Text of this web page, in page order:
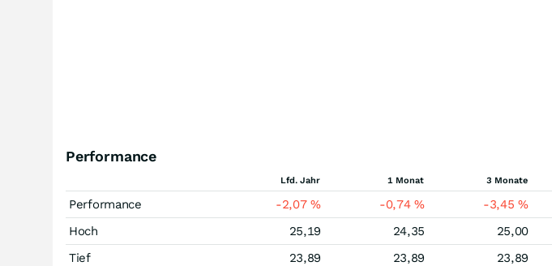
Performance
Lfd. Jahr 1 Monat 3 Monate
Performance -2,07% -0,74% -3,45%
Hoch
25,19 24,35 25,00
Tief
23,89 23,89 23,89